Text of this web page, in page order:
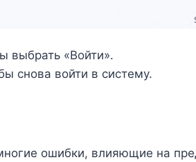
выбрать «Войти».
снова войти в систему.
ошибки, влияющие на